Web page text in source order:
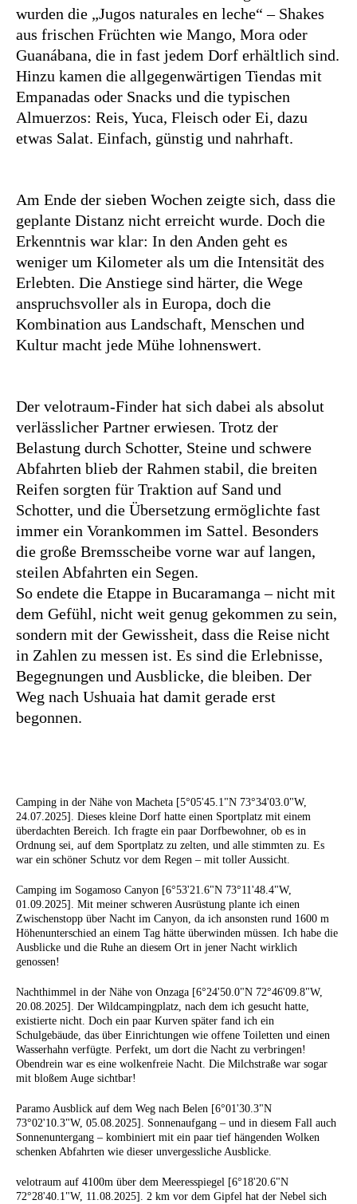
wurden die „Jugos naturales en leche“ – Shakes
aus frischen Früchten wie Mango, Mora oder
Guanábana, die in fast jedem Dorf erhältlich sind.
Hinzu kamen die allgegenwärtigen Tiendas mit
Empanadas oder Snacks und die typischen
Almuerzos: Reis, Yuca, Fleisch oder Ei, dazu
etwas Salat. Einfach, günstig und nahrhaft.
Am Ende der sieben Wochen zeigte sich, dass die
geplante Distanz nicht erreicht wurde. Doch die
Erkenntnis war klar: In den Anden geht es
weniger um Kilometer als um die Intensität des
Erlebten. Die Anstiege sind härter, die Wege
anspruchsvoller als in Europa, doch die
Kombination aus Landschaft, Menschen und
Kultur macht jede Mühe lohnenswert.
Der velotraum-Finder hat sich dabei als absolut
verlässlicher Partner erwiesen. Trotz der
Belastung durch Schotter, Steine und schwere
Abfahrten blieb der Rahmen stabil, die breiten
Reifen sorgten für Traktion auf Sand und
Schotter, und die Übersetzung ermöglichte fast
immer ein Vorankommen im Sattel. Besonders
die große Bremsscheibe vorne war auf langen,
steilen Abfahrten ein Segen.
So endete die Etappe in Bucaramanga – nicht mit
dem Gefühl, nicht weit genug gekommen zu sein,
sondern mit der Gewissheit, dass die Reise nicht
in Zahlen zu messen ist. Es sind die Erlebnisse,
Begegnungen und Ausblicke, die bleiben. Der
Weg nach Ushuaia hat damit gerade erst
begonnen.
Camping in der Nähe von Macheta [5°05'45.1"N 73°34'03.0"W,
24.07.2025]. Dieses kleine Dorf hatte einen Sportplatz mit einem
überdachten Bereich. Ich fragte ein paar Dorfbewohner, ob es in
Ordnung sei, auf dem Sportplatz zu zelten, und alle stimmten zu. Es
war ein schöner Schutz vor dem Regen – mit toller Aussicht.
Camping im Sogamoso Canyon [6°53'21.6"N 73°11'48.4"W,
01.09.2025]. Mit meiner schweren Ausrüstung plante ich einen
Zwischenstopp über Nacht im Canyon, da ich ansonsten rund 1600 m
Höhenunterschied an einem Tag hätte überwinden müssen. Ich habe die
Ausblicke und die Ruhe an diesem Ort in jener Nacht wirklich
genossen!
Nachthimmel in der Nähe von Onzaga [6°24'50.0"N 72°46'09.8"W,
20.08.2025]. Der Wildcampingplatz, nach dem ich gesucht hatte,
existierte nicht. Doch ein paar Kurven später fand ich ein
Schulgebäude, das über Einrichtungen wie offene Toiletten und einen
Wasserhahn verfügte. Perfekt, um dort die Nacht zu verbringen!
Obendrein war es eine wolkenfreie Nacht. Die Milchstraße war sogar
mit bloßem Auge sichtbar!
Paramo Ausblick auf dem Weg nach Belen [6°01'30.3"N
73°02'10.3"W, 05.08.2025]. Sonnenaufgang – und in diesem Fall auch
Sonnenuntergang – kombiniert mit ein paar tief hängenden Wolken
schenken Abfahrten wie dieser unvergessliche Ausblicke.
velotraum auf 4100m über dem Meeresspiegel [6°18'20.6"N
72°28'40.1"W, 11.08.2025]. 2 km vor dem Gipfel hat der Nebel sich